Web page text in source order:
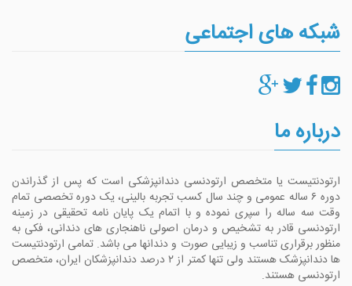
شبکه های اجتماعی
درباره ما
ارتودنتیست یا متخصص ارتودنسی دندانپزشکی است که پس از گذراندن
دوره ۶ ساله عمومی و چند سال کسب تجربه بالینی، یک دوره تخصصی تمام
وقت سه ساله را سپری نموده و با اتمام یک پایان نامه تحقیقی در زمینه
ارتودنسی قادر به تشخیص و درمان اصولی ناهنجاری های دندانی، فکی به
منظور برقراری تناسب و زیبایی صورت و دندانها می باشد. تمامی ارتودنتیست
ها دندانپزشک هستند ولی تنها کمتر از ۲ درصد دندانپزشکان ایران، متخصص
ارتودنسی هستند.